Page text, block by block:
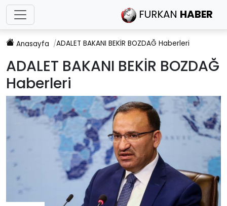
FURKAN HABER
Anasayfa ADALET BAKANI BEKİR BOZDAĞ Haberleri
ADALET BAKANI BEKİR BOZDAĞ
Haberleri